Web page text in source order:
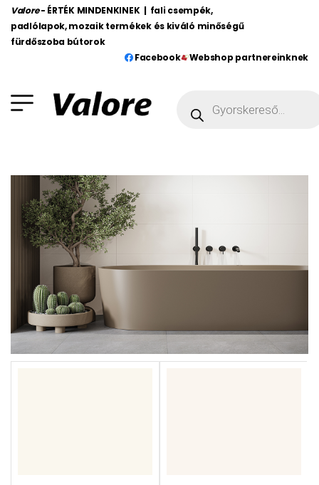
Valore - ÉRTÉK MINDENKINEK | fali csempék,
padlólapok, mozaik termékek és kiváló minőségű
fürdőszoba bútorok
Facebook
Webshop partnereinknek